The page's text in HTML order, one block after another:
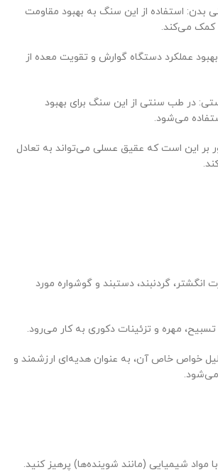
بدن: استفاده از این سنگ به بهبود مقاومت
کمک می‌کند.
عملکرد دستگاه گوارش و تقویت معده از
در طب سنتی از این سنگ برای بهبود
می‌شود.
بر این است که عقیق عسلی می‌تواند به تعادل
انگشتر، گردنبند، دستبند و گوشواره مورد
خواص خاص آن، به عنوان هدیه‌ای ارزشمند و
می‌شود.
مواد شیمیایی (مانند شوینده‌ها) پرهیز کنید.